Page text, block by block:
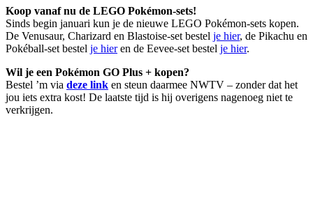
Koop vanaf nu de LEGO Pokémon-sets!
Sinds begin januari kun je de nieuwe LEGO Pokémon-sets kopen.
De Venusaur, Charizard en Blastoise-set bestel je hier, de Pikachu en
Pokéball-set bestel je hieren de Eevee-set bestel je hier.
Wil je een Pokémon GO Plus + kopen?
Bestel ’m via deze link en steun daarmee NWTV – zonder dat het
jou iets extra kost! De laatste tijd is hij overigens nagenoeg niet te
verkrijgen.